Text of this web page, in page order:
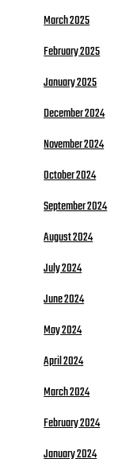
March 2025
February 2025
January 2025
December 2024
November 2024
October 2024
September 2024
August 2024
July 2024
June 2024
May 2024
April 2024
March 2024
February 2024
January 2024